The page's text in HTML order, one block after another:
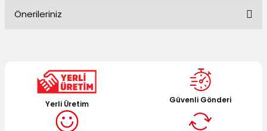
Önerileriniz
kullanarak tarafımıza iletebilirsiniz.
Görüş ve önerileriniz için teşekkür ederiz.
Ürün resmi kalitesiz, bozuk veya görüntülenemiyor.
Ürün açıklamasında eksik bilgiler bulunuyor.
Yerli Üretim Güvenli Gönderi